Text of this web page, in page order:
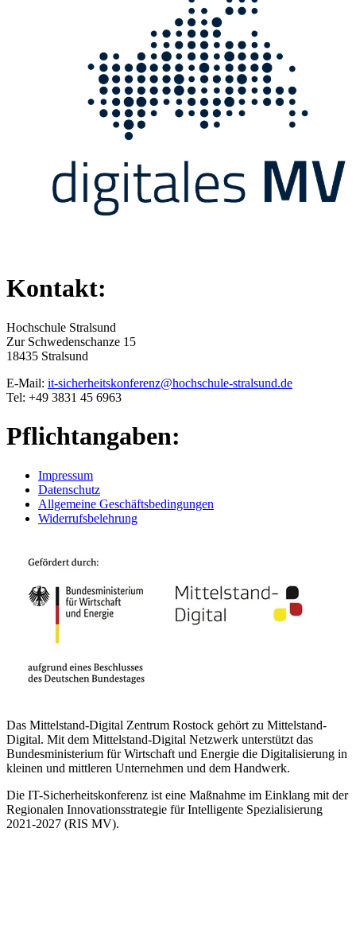
Kontakt:
Hochschule Stralsund
Zur Schwedenschanze 15
18435 Stralsund
E-Mail: it-sicherheitskonferenz@hochschule-stralsund.de
Tel: +49 3831 45 6963
Pflichtangaben:
Impressum
Datenschutz
Allgemeine Geschäftsbedingungen
Widerrufsbelehrung
Das Mittelstand-Digital Zentrum Rostock gehört zu Mittelstand-
Digital. Mit dem Mittelstand-Digital Netzwerk unterstützt das
Bundesministerium für Wirtschaft und Energie die Digitalisierung in
kleinen und mittleren Unternehmen und dem Handwerk.
Die IT-Sicherheitskonferenz ist eine Maßnahme im Einklang mit der
Regionalen Innovationsstrategie für Intelligente Spezialisierung
2021-2027 (RIS MV).